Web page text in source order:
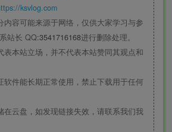
ksvlog.com
内容可能来源于网络，仅供大家学习与参
站长 QQ:3541716168进行删除处理。
表本站立场，并不代表本站赞同其观点和
软件能长期正常使用，禁止下载用于任何
在云盘，如发现链接失效，请联系我们我